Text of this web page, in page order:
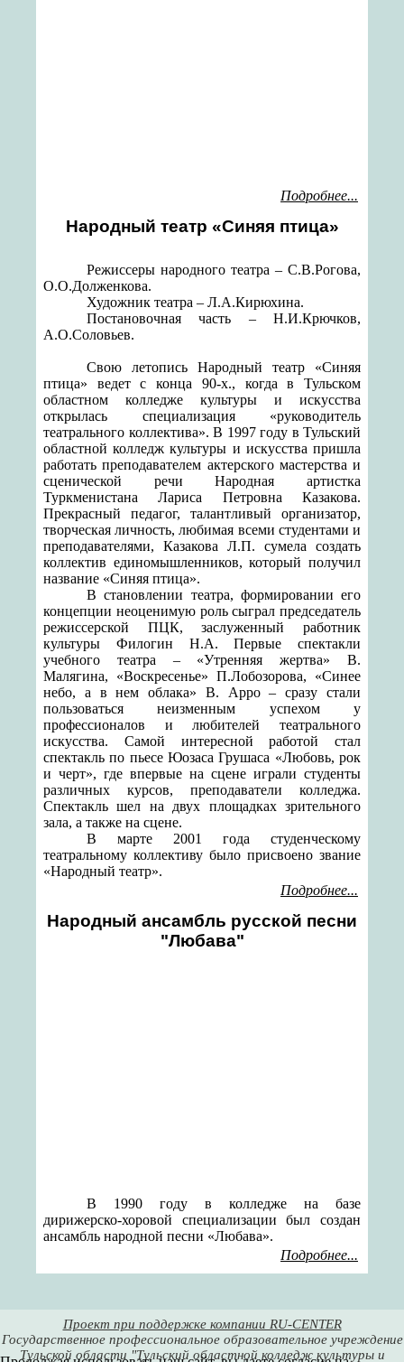
Подробнее...
Народный театр «Синяя птица»
Режиссеры народного театра – С.В.Рогова,
О.О.Долженкова.
Художник театра – Л.А.Кирюхина.
Постановочная часть – Н.И.Крючков,
А.О.Соловьев.
Свою летопись Народный театр «Синяя
птица» ведет с конца 90-х., когда в Тульском
областном колледже культуры и искусства
открылась специализация «руководитель
театрального коллектива». В 1997 году в Тульский
областной колледж культуры и искусства пришла
работать преподавателем актерского мастерства и
сценической речи Народная артистка
Туркменистана Лариса Петровна Казакова.
Прекрасный педагог, талантливый организатор,
творческая личность, любимая всеми студентами и
преподавателями, Казакова Л.П. сумела создать
коллектив единомышленников, который получил
название «Синяя птица».
В становлении театра, формировании его
концепции неоценимую роль сыграл председатель
режиссерской ПЦК, заслуженный работник
культуры Филогин Н.А. Первые спектакли
учебного театра – «Утренняя жертва» В.
Малягина, «Воскресенье» П.Лобозорова, «Синее
небо, а в нем облака» В. Арро – сразу стали
пользоваться неизменным успехом у
профессионалов и любителей театрального
искусства. Самой интересной работой стал
спектакль по пьесе Юозаса Грушаса «Любовь, рок
и черт», где впервые на сцене играли студенты
различных курсов, преподаватели колледжа.
Спектакль шел на двух площадках зрительного
зала, а также на сцене.
В марте 2001 года студенческому
театральному коллективу было присвоено звание
«Народный театр».
Подробнее...
Народный ансамбль русской песни
"Любава"
В 1990 году в колледже на базе
дирижерско-хоровой специализации был создан
ансамбль народной песни «Любава».
Подробнее...
Проект при поддержке компании RU-CENTER
Государственное профессиональное образовательное учреждение
Тульской области "Тульский областной колледж культуры и